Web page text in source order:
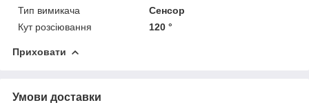
Тип вимикача
Сенсор
Кут розсіювання
120 °
Приховати
Умови доставки